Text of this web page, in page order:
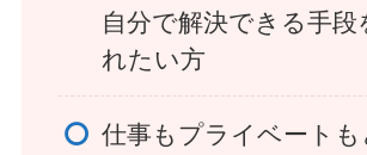
自分で解決できる手段
れたい方
仕事もプライベートも